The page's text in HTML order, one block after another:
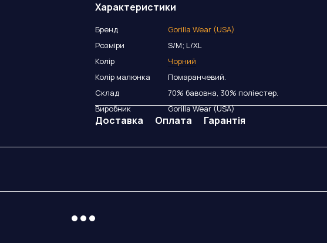
Характеристики
Бренд
Gorilla Wear (USA)
Розміри
S/M; L/XL
Колір
Чорний
Колір малюнка
Помаранчевий.
Склад
70% бавовна, 30% поліестер.
Виробник
Gorilla Wear (USA)
Доставка Оплата Гарантія